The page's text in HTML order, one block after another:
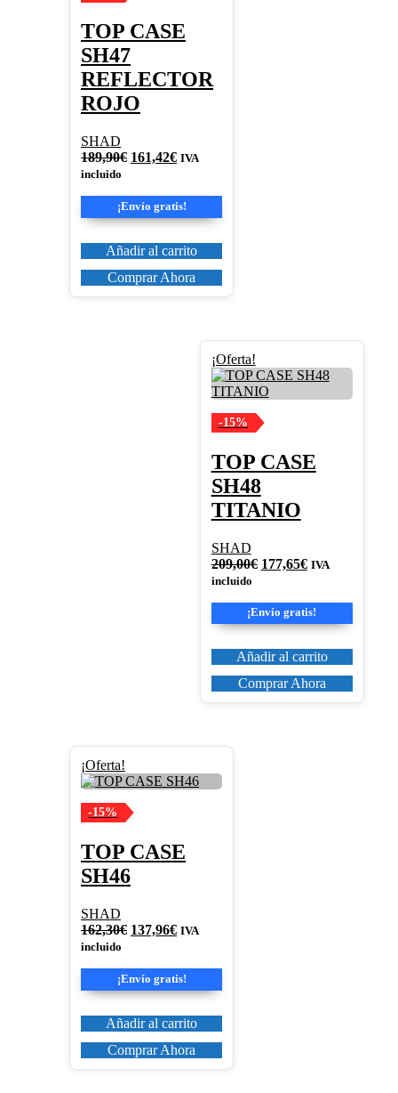
TOP CASE
SH47
REFLECTOR
ROJO
SHAD
189,90€ El
era:
189,90€.
161,42€El
es:
161,42€.
IVA
incluido
¡Envío gratis!
Añadir al carrito
Comprar Ahora
¡Oferta!
-15%
TOP CASE
SH48
TITANIO
SHAD
209,00€ El
era:
209,00€.
177,65€El
es:
177,65€.
IVA
incluido
¡Envío gratis!
Añadir al carrito
Comprar Ahora
¡Oferta!
-15%
TOP CASE
SH46
SHAD
162,30€ El
era:
162,30€.
137,96€El
es:
137,96€.
IVA
incluido
¡Envío gratis!
Añadir al carrito
Comprar Ahora